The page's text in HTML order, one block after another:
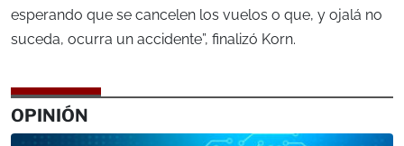
esperando que se cancelen los vuelos o que, y ojalá no
suceda, ocurra un accidente”, finalizó Korn.
OPINIÓN